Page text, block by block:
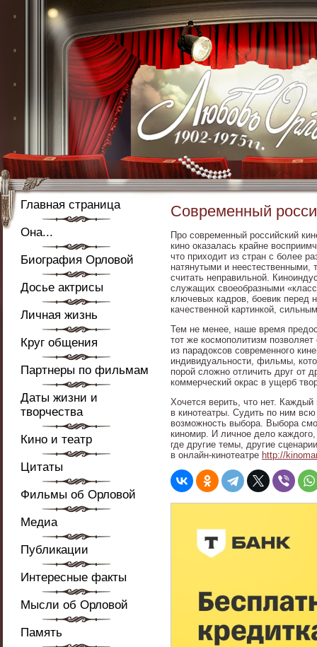
Главная страница
Она...
Биография Орловой
Досье актрисы
Личная жизнь
Круг общения
Партнеры по фильмам
Даты жизни и
творчества
Кино и театр
Цитаты
Фильмы об Орловой
Медиа
Публикации
Интересные факты
Мысли об Орловой
Память
Современный
Про современный российский
кино оказалась крайне
что приходит из стран с более
натянутыми и неестественными,
считать неправильной.
служащих своеобразными
ключевых кадров, боевик
качественной картинкой,
Тем не менее, наше время
тот же космополитизм
из парадоксов современного
индивидуальности, фильмы,
порой сложно отличить друг от
коммерческий окрас в ущерб
Хочется верить, что нет.
в кинотеатры. Судить по ним
возможность выбора. Выбора
киномир. И личное дело каждого,
где другие темы, другие
в онлайн-кинотеатре http://